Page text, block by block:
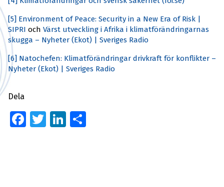
[5] Environment of Peace: Security in a New Era of Risk |
SIPRI och Värst utveckling i Afrika i klimatförändringarnas
skugga – Nyheter (Ekot) | Sveriges Radio
[6] Natochefen: Klimatförändringar drivkraft för konflikter –
Nyheter (Ekot) | Sveriges Radio
Dela
Facebook
TwitterLinkedIn